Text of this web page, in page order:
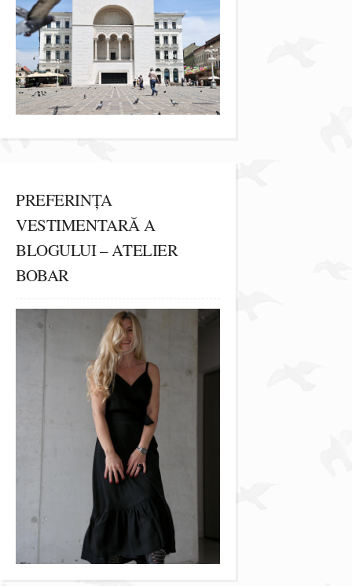
PREFERINȚA
VESTIMENTARĂ A
BLOGULUI – ATELIER
BOBAR